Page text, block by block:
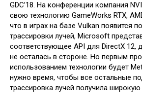
GDC’18. На конференции компания
свою технологию GameWorks RTX,
что в играх на базе Vulkan появится
трассировки лучей, Microsoft
соответствующее API для DirectX 12,
не осталась в стороне. Но первым
использованием технологии будет
нужно время, чтобы все остальные
трассировка лучей получила